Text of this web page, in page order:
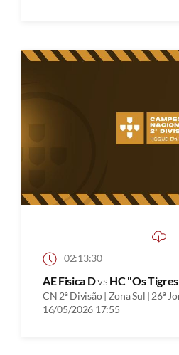
02:13:30
AE Fisica Dvs HC "Os
CN 2ª Divisão | Zona Sul | 26ª
16/05/2026 17:55